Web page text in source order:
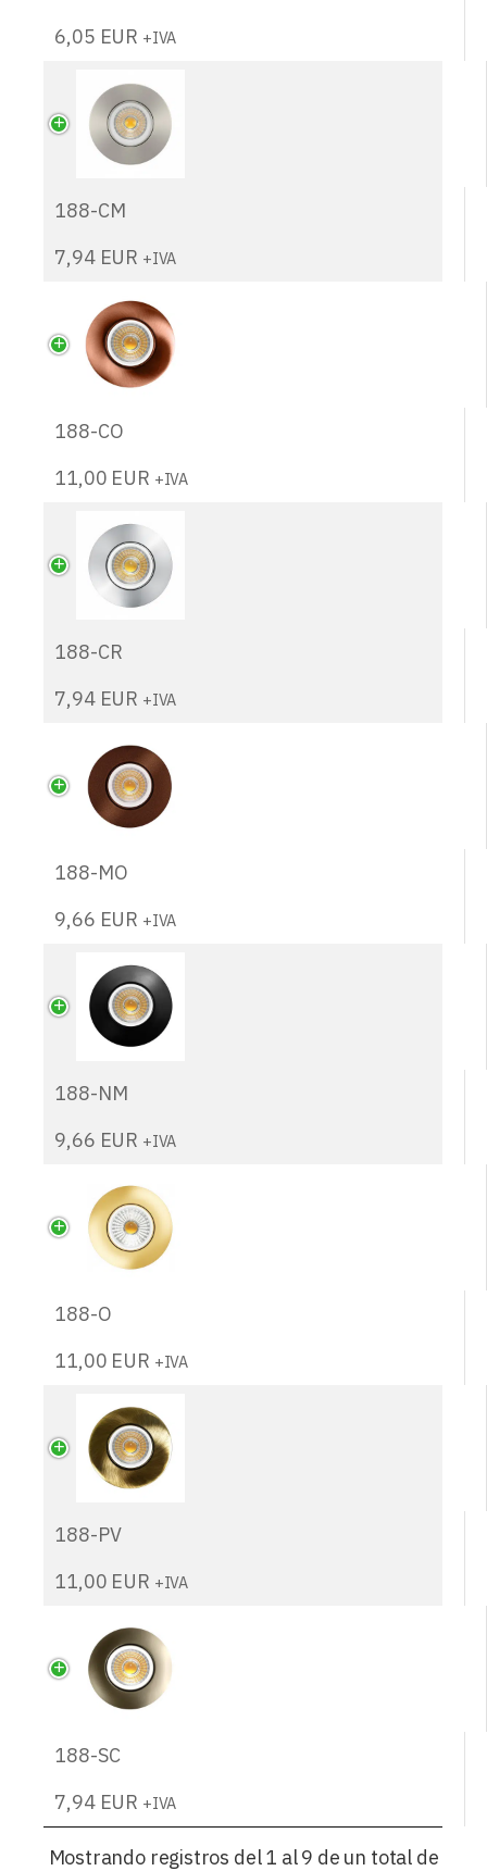
6,05 EUR +IVA
188-CM
7,94 EUR +IVA
188-CO
11,00 EUR +IVA
188-CR
7,94 EUR +IVA
188-MO
9,66 EUR +IVA
188-NM
9,66 EUR +IVA
188-O
11,00 EUR +IVA
188-PV
11,00 EUR +IVA
188-SC
7,94 EUR +IVA
Mostrando registros del 1 al 9 de un total de